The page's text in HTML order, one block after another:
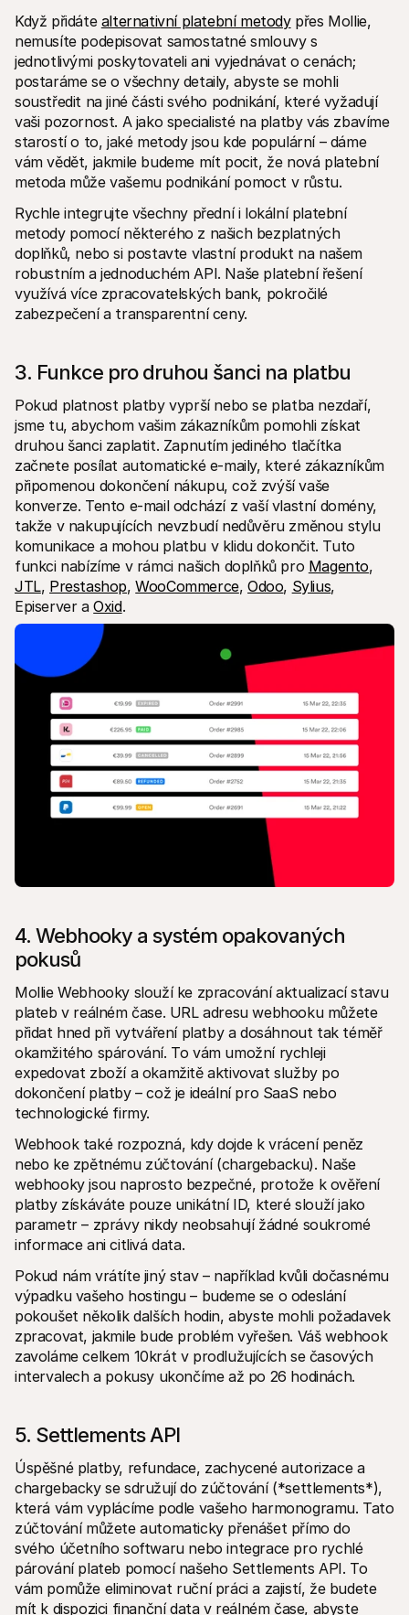
Když přidáte alternativní platební metody přes Mollie,
nemusíte podepisovat samostatné smlouvy s
jednotlivými poskytovateli ani vyjednávat o cenách;
postaráme se o všechny detaily, abyste se mohli
soustředit na jiné části svého podnikání, které vyžadují
vaši pozornost. A jako specialisté na platby vás zbavíme
starostí o to, jaké metody jsou kde populární – dáme
vám vědět, jakmile budeme mít pocit, že nová platební
metoda může vašemu podnikání pomoct v růstu.
Rychle integrujte všechny přední i lokální platební
metody pomocí některého z našich bezplatných
doplňků, nebo si postavte vlastní produkt na našem
robustním a jednoduchém API. Naše platební řešení
využívá více zpracovatelských bank, pokročilé
zabezpečení a transparentní ceny.
3. Funkce pro druhou šanci na platbu
Pokud platnost platby vyprší nebo se platba nezdaří,
jsme tu, abychom vašim zákazníkům pomohli získat
druhou šanci zaplatit. Zapnutím jediného tlačítka
začnete posílat automatické e-maily, které zákazníkům
připomenou dokončení nákupu, což zvýší vaše
konverze. Tento e-mail odchází z vaší vlastní domény,
takže v nakupujících nevzbudí nedůvěru změnou stylu
komunikace a mohou platbu v klidu dokončit. Tuto
funkci nabízíme v rámci našich doplňků pro Magento
JTL, Prestashop, WooCommerce, Odoo, Sylius,
Episerver a Oxid.
4. Webhooky a systém opakovaných
pokusů
Mollie Webhooky slouží ke zpracování aktualizací stavu
plateb v reálném čase. URL adresu webhooku můžete
přidat hned při vytváření platby a dosáhnout tak téměř
okamžitého spárování. To vám umožní rychleji
expedovat zboží a okamžitě aktivovat služby po
dokončení platby – což je ideální pro SaaS nebo
technologické firmy.
Webhook také rozpozná, kdy dojde k vrácení peněz
nebo ke zpětnému zúčtování (chargebacku). Naše
webhooky jsou naprosto bezpečné, protože k ověření
platby získáváte pouze unikátní ID, které slouží jako
parametr – zprávy nikdy neobsahují žádné soukromé
informace ani citlivá data.
Pokud nám vrátíte jiný stav – například kvůli dočasnému
výpadku vašeho hostingu – budeme se o odeslání
pokoušet několik dalších hodin, abyste mohli požadavek
zpracovat, jakmile bude problém vyřešen. Váš webhook
zavoláme celkem 10krát v prodlužujících se časových
intervalech a pokusy ukončíme až po 26 hodinách.
5. Settlements API
Úspěšné platby, refundace, zachycené autorizace a
chargebacky se sdružují do zúčtování (*settlements*),
která vám vyplácíme podle vašeho harmonogramu. Tato
zúčtování můžete automaticky přenášet přímo do
svého účetního softwaru nebo integrace pro rychlé
párování plateb pomocí našeho Settlements API. To
vám pomůže eliminovat ruční práci a zajistí, že budete
mít k dispozici finanční data v reálném čase, abyste